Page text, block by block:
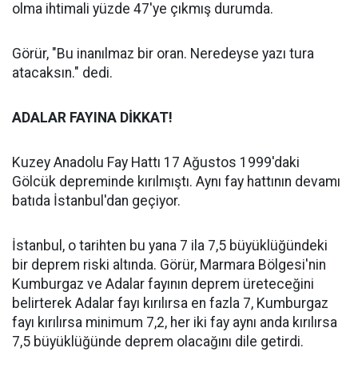
olma ihtimali yüzde 47'ye çıkmış durumda.
Görür, "Bu inanılmaz bir oran. Neredeyse yazı tura
atacaksın." dedi.
ADALAR FAYINA DİKKAT!
Kuzey Anadolu Fay Hattı 17 Ağustos 1999'daki
Gölcük depreminde kırılmıştı. Aynı fay hattının devamı
batıda İstanbul'dan geçiyor.
İstanbul, o tarihten bu yana 7 ila 7,5 büyüklüğündeki
bir deprem riski altında. Görür, Marmara Bölgesi'nin
Kumburgaz ve Adalar fayının deprem üreteceğini
belirterek Adalar fayı kırılırsa en fazla 7, Kumburgaz
fayı kırılırsa minimum 7,2, her iki fay aynı anda kırılırsa
7,5 büyüklüğünde deprem olacağını dile getirdi.